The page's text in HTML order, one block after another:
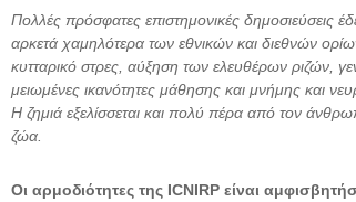
Πολλές πρόσφατες επιστημονικές δημοσιεύσεις
αρκετά χαμηλότερα των εθνικών και διεθνών
κυτταρικό στρες, αύξηση των ελευθέρων ριζών,
μειωμένες ικανότητες μάθησης και μνήμης και
Η ζημιά εξελίσσεται και πολύ πέρα από τον
ζώα.
Οι αρμοδιότητες της ICNIRP είναι